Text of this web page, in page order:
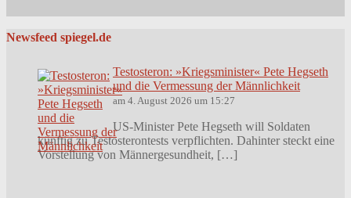
Newsfeed spiegel.de
Testosteron: »Kriegsminister« Pete Hegseth
und die Vermessung der Männlichkeit
am 4. August 2026 um 15:27
US-Minister Pete Hegseth will Soldaten
künftig zu Testosterontests verpflichten. Dahinter steckt eine
Vorstellung von Männergesundheit, […]